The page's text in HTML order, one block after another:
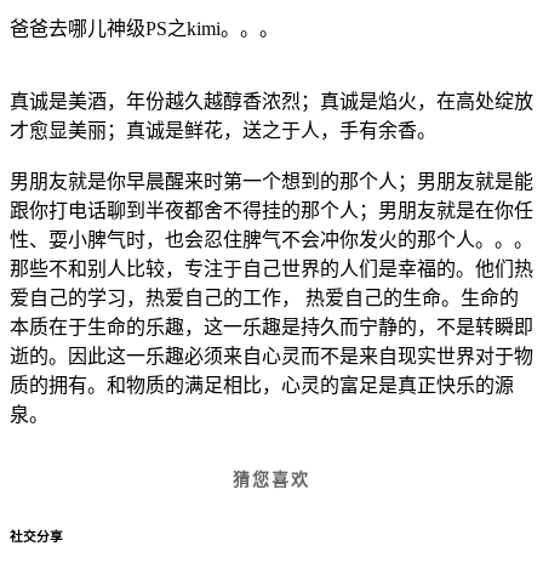
爸爸去哪儿神级PS之kimi。。。
真诚是美酒，年份越久越醇香浓烈；真诚是焰火，在高处绽放
才愈显美丽；真诚是鲜花，送之于人，手有余香。
男朋友就是你早晨醒来时第一个想到的那个人；男朋友就是能
跟你打电话聊到半夜都舍不得挂的那个人；男朋友就是在你任
性、耍小脾气时，也会忍住脾气不会冲你发火的那个人。。。
那些不和别人比较，专注于自己世界的人们是幸福的。他们热
爱自己的学习，热爱自己的工作， 热爱自己的生命。生命的
本质在于生命的乐趣，这一乐趣是持久而宁静的，不是转瞬即
逝的。因此这一乐趣必须来自心灵而不是来自现实世界对于物
质的拥有。和物质的满足相比，心灵的富足是真正快乐的源
泉。
猜您喜欢
社交分享